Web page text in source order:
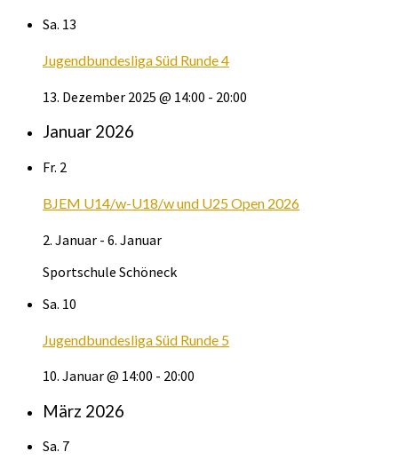
Sa. 13
Jugendbundesliga Süd Runde 4
13. Dezember 2025 @ 14:00 - 20:00
Januar 2026
Fr. 2
BJEM U14/w-U18/w und U25 Open 2026
2. Januar - 6. Januar
Sportschule Schöneck
Sa. 10
Jugendbundesliga Süd Runde 5
10. Januar @ 14:00 - 20:00
März 2026
Sa. 7